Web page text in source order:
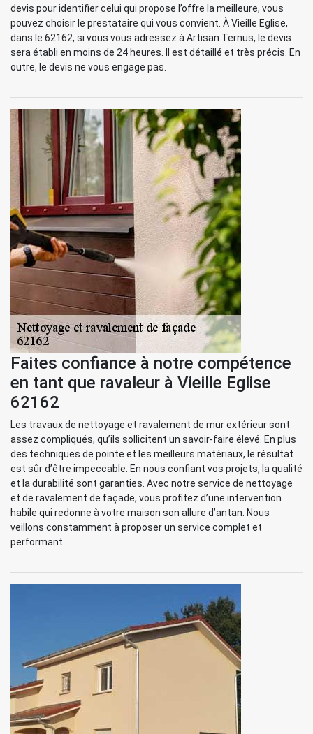
devis pour identifier celui qui propose l’offre la meilleure, vous
pouvez choisir le prestataire qui vous convient. À Vieille Eglise,
dans le 62162, si vous vous adressez à Artisan Ternus, le devis
sera établi en moins de 24 heures. Il est détaillé et très précis. En
outre, le devis ne vous engage pas.
Faites confiance à notre compétence
en tant que ravaleur à Vieille Eglise
62162
Les travaux de nettoyage et ravalement de mur extérieur sont
assez compliqués, qu’ils sollicitent un savoir-faire élevé. En plus
des techniques de pointe et les meilleurs matériaux, le résultat
est sûr d’être impeccable. En nous confiant vos projets, la qualité
et la durabilité sont garanties. Avec notre service de nettoyage
et de ravalement de façade, vous profitez d’une intervention
habile qui redonne à votre maison son allure d’antan. Nous
veillons constamment à proposer un service complet et
performant.